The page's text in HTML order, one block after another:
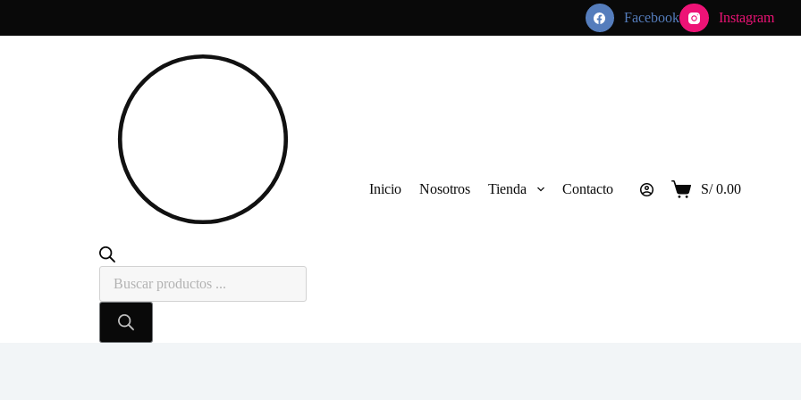
Facebook Instagram
Búsqueda
productos
Inicio Nosotros Tienda Contacto
CarroS/0.00